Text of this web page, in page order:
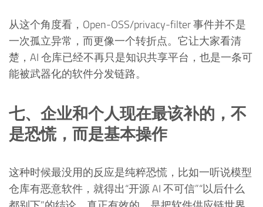
从这个角度看，Open-OSS/privacy-filter 事件并不是
一次孤立异常，而更像一个转折点。它让大家看清
楚，AI 仓库已经不再只是知识共享平台，也是一条可
能被武器化的软件分发链路。
七、企业和个人现在最该补的，不
是恐慌，而是基本操作
这种时候最没用的反应是纯粹恐慌，比如一听说模型
仓库有恶意软件，就得出“开源 AI 不可信”“以后什么